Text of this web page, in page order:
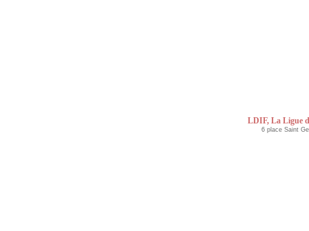
LDIF, La Ligue
6 place Saint